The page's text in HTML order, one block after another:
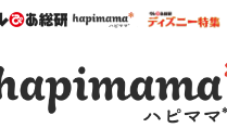
ウレぴあ総研ハピママ*